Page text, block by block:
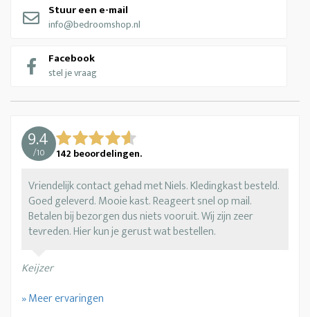
Stuur een e-mail
info@bedroomshop.nl
Facebook
stel je vraag
9.4
/10 142 beoordelingen.
Vriendelijk contact gehad met Niels. Kledingkast besteld.
Goed geleverd. Mooie kast. Reageert snel op mail.
Betalen bij bezorgen dus niets vooruit. Wij zijn zeer
tevreden. Hier kun je gerust wat bestellen.
Keijzer
» Meer ervaringen